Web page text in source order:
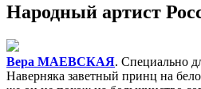
Народный артист
Вера МАЕВСКАЯ. Специально
Наверняка заветный принц на